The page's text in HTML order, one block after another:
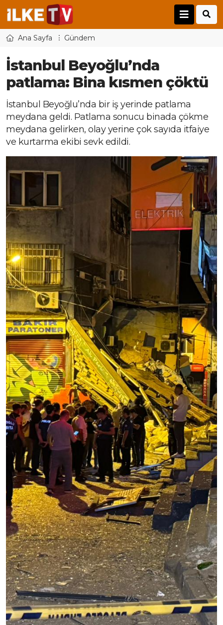
Ana Sayfa Gündem
İstanbul Beyoğlu’nda
patlama: Bina kısmen çöktü
İstanbul Beyoğlu’nda bir iş yerinde patlama
meydana geldi. Patlama sonucu binada çökme
meydana gelirken, olay yerine çok sayıda itfaiye
ve kurtarma ekibi sevk edildi.